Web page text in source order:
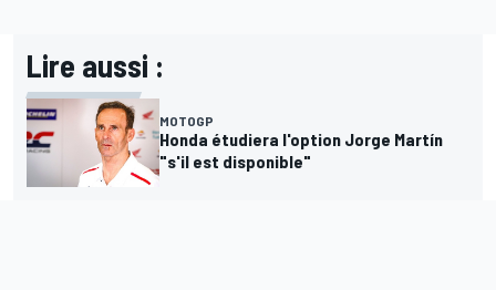
Lire aussi :
MOTOGP
Honda étudiera l'option Jorge Martín
"s'il est disponible"